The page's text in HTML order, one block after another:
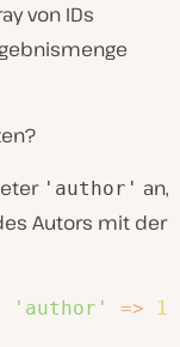
von IDs
'author' an,
Autors mit der
'author' => 1